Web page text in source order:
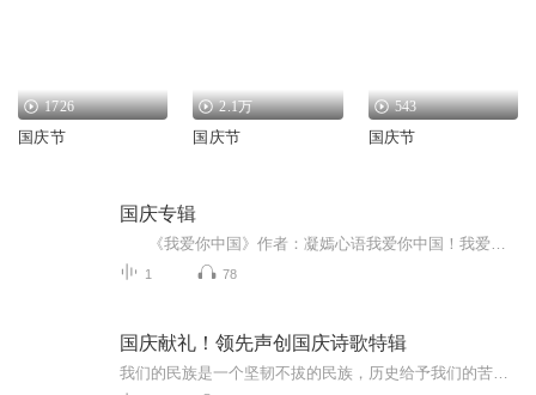
1726
国庆节
2.1万
国庆节
543
国庆节
国庆专辑
1 78
国庆献礼！领先声创国庆诗歌特辑